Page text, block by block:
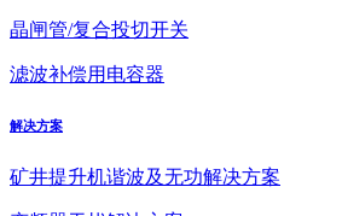
晶闸管/复合投切开关
滤波补偿用电容器
解决方案
矿井提升机谐波及无功解决方案